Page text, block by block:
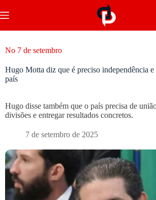
No 7 de setembro
Hugo Motta diz que é preciso independência
país
Hugo disse também que o país precisa de
divisões e entregar resultados concretos.
7 de setembro de 2025